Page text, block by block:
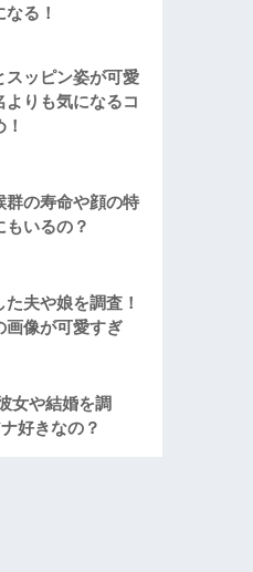
る！
スッピン姿が可愛
りも気になるコ
群の寿命や顔の特
いるの？
夫や娘を調査！
画像が可愛すぎ
女や結婚を調
好きなの？